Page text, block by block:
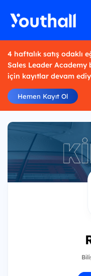
4 haftalık satış odaklı
Sales Leader Academy
için kayıtlar devam
Hemen Kayıt Ol